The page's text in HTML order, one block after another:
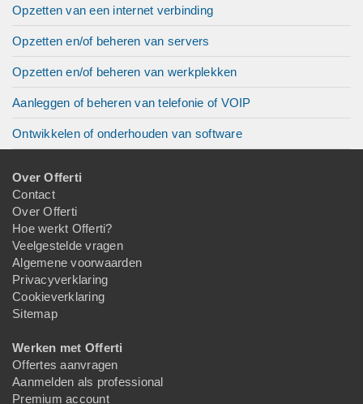
Opzetten van een internet verbinding
Opzetten en/of beheren van servers
Opzetten en/of beheren van werkplekken
Aanleggen of beheren van telefonie of VOIP
Ontwikkelen of onderhouden van software
Over Offerti
Contact
Over Offerti
Hoe werkt Offerti?
Veelgestelde vragen
Algemene voorwaarden
Privacyverklaring
Cookieverklaring
Sitemap
Werken met Offerti
Offertes aanvragen
Aanmelden als professional
Premium account